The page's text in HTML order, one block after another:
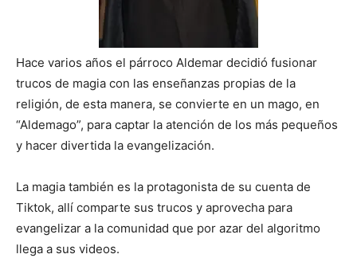
Hace varios años el párroco Aldemar decidió fusionar
trucos de magia con las enseñanzas propias de la
religión, de esta manera, se convierte en un mago, en
“Aldemago”, para captar la atención de los más pequeños
y hacer divertida la evangelización.
La magia también es la protagonista de su cuenta de
Tiktok, allí comparte sus trucos y aprovecha para
evangelizar a la comunidad que por azar del algoritmo
llega a sus videos.